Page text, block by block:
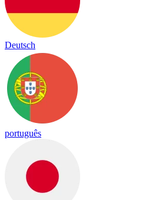
Deutsch
português